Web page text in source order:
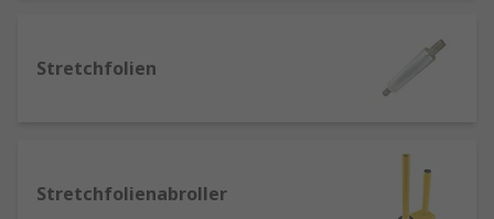
Versandgütern – schützt zuverlässig vor
Versandtaschen bieten optimalen Schutz
Stretchfolien
Stretchfolienabroller